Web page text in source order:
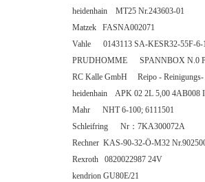
heidenhain MT25 Nr.243603-01
Matzek FASNA002071
Vahle 0143113 SA-KESR32-55F-6-
PRUDHOMME SPANNBOX N.0
RC Kalle GmbH Reipo - Reinigungs-
heidenhain APK 02 2L 5,00 4AB008
Mahr NHT 6-100; 6111501
Schleifring Nr：7KA300072A
Rechner KAS-90-32-Ö-M32
Rexroth 0820022987 24V
kendrion GU80E/21